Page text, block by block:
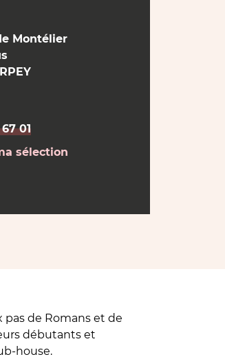
Montélier
01
sélection
pas de Romans et de
débutants et
house.